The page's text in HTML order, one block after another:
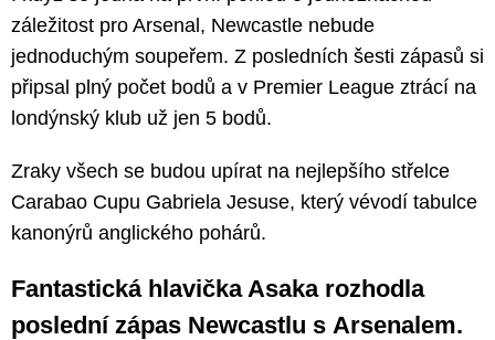
záležitost pro Arsenal, Newcastle nebude
jednoduchým soupeřem. Z posledních šesti zápasů si
připsal plný počet bodů a v Premier League ztrácí na
londýnský klub už jen 5 bodů.
Zraky všech se budou upírat na nejlepšího střelce
Carabao Cupu Gabriela Jesuse, který vévodí tabulce
kanonýrů anglického pohárů.
Fantastická hlavička Asaka rozhodla
poslední zápas Newcastlu s Arsenalem.